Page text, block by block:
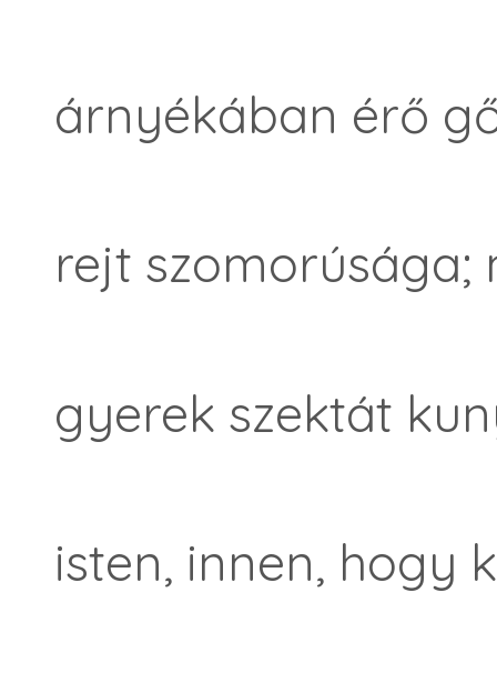
árnyékában érő
rejt szomorúsága;
gyerek szektát
isten, innen, hogy